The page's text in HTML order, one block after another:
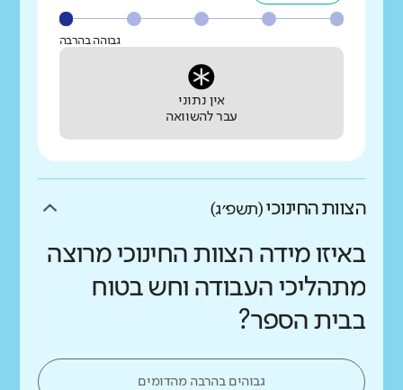
גבוהה בהרבה
אין נתוני
עבר להשוואה
הצוות החינוכי(תשפ״ג)
באיזו מידה הצוות החינוכי מרוצה
מתהליכי העבודה וחש בטוח
בבית הספר?
גבוהים בהרבה מהדומים